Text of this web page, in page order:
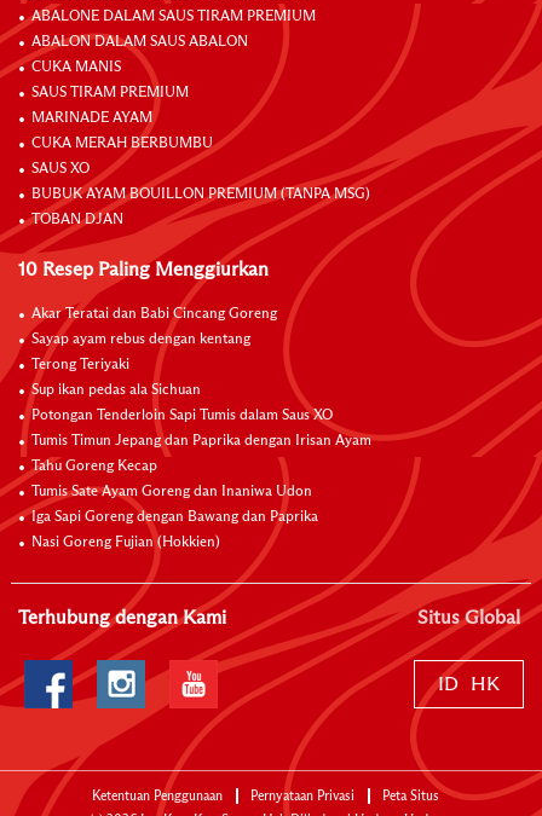
ABALONE DALAM SAUS TIRAM PREMIUM
ABALON DALAM SAUS ABALON
CUKA MANIS
SAUS TIRAM PREMIUM
MARINADE AYAM
CUKA MERAH BERBUMBU
SAUS XO
BUBUK AYAM BOUILLON PREMIUM (TANPA MSG)
TOBAN DJAN
10 Resep Paling Menggiurkan
Akar Teratai dan Babi Cincang Goreng
Sayap ayam rebus dengan kentang
Terong Teriyaki
Sup ikan pedas ala Sichuan
Potongan Tenderloin Sapi Tumis dalam Saus XO
Tumis Timun Jepang dan Paprika dengan Irisan Ayam
Tahu Goreng Kecap
Tumis Sate Ayam Goreng dan Inaniwa Udon
Iga Sapi Goreng dengan Bawang dan Paprika
Nasi Goreng Fujian (Hokkien)
Terhubung dengan Kami Situs Global
ID HK
Ketentuan Penggunaan Pernyataan Privasi
Peta Situs